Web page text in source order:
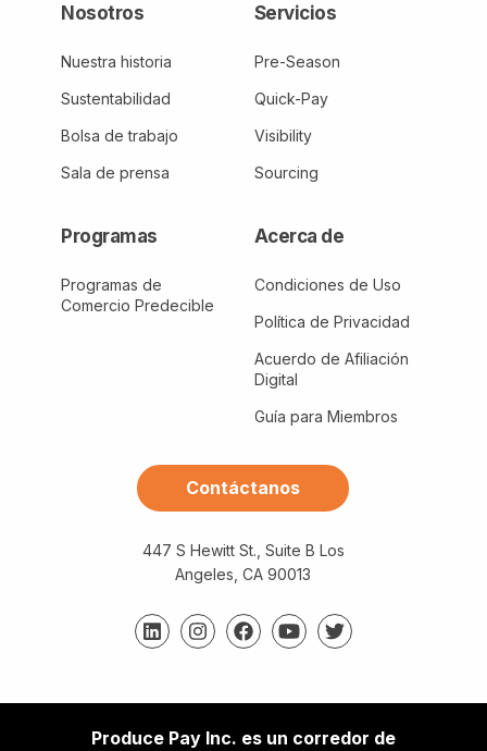
Nosotros
Nuestra historia
Sustentabilidad
Bolsa de trabajo
Sala de prensa
Servicios
Pre-Season
Quick-Pay
Visibility
Sourcing
Programas
Programas de
Comercio Predecible
Acerca de
Condiciones de Uso
Política de Privacidad
Acuerdo de Afiliación
Digital
Guía para Miembros
Contáctanos
447 S Hewitt St., Suite B Los
Angeles, CA 90013
Produce Pay Inc. es un corredor de